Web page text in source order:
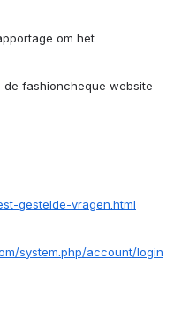
om het
fashioncheque website
gestelde-vragen.html
system.php/account/login